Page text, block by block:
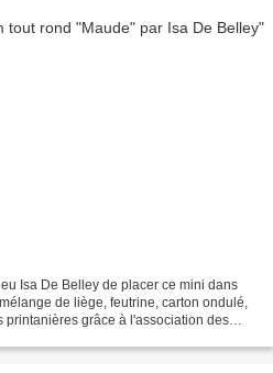
Isa De Belley de placer ce mini dans
de liège, feutrine, carton ondulé,
printanières grâce à l'association des